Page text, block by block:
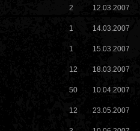
2 12.03.2007
1 14.03.2007
1 15.03.2007
12 18.03.2007
50 10.04.2007
12 23.05.2007